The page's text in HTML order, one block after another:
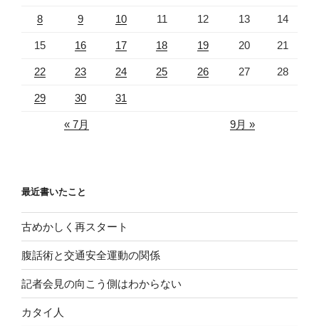
8 9 10 11 12 13 14
15 16 17 18 19 20 21
22 23 24 25 26 27 28
29 30 31
« 7月 9月 »
最近書いたこと
古めかしく再スタート
腹話術と交通安全運動の関係
記者会見の向こう側はわからない
カタイ人